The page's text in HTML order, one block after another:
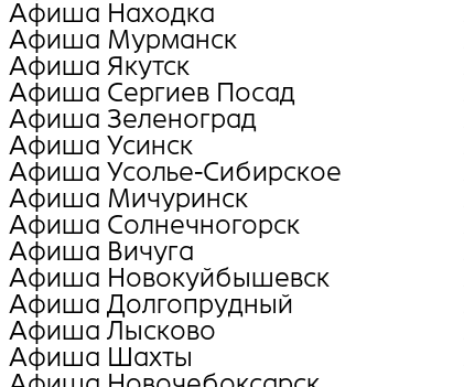
Афиша Находка
Афиша Мурманск
Афиша Якутск
Афиша Сергиев Посад
Афиша Зеленоград
Афиша Усинск
Афиша Усолье-Сибирское
Афиша Мичуринск
Афиша Солнечногорск
Афиша Вичуга
Афиша Новокуйбышевск
Афиша Долгопрудный
Афиша Лысково
Афиша Шахты